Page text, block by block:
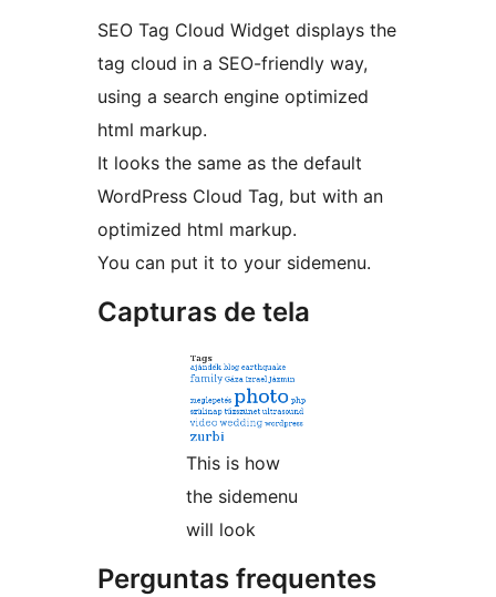
SEO Tag Cloud Widget displays the
tag cloud in a SEO-friendly way,
using a search engine optimized
html markup.
It looks the same as the default
WordPress Cloud Tag, but with an
optimized html markup.
You can put it to your sidemenu.
Capturas de tela
This is how
the sidemenu
will look
Perguntas frequentes